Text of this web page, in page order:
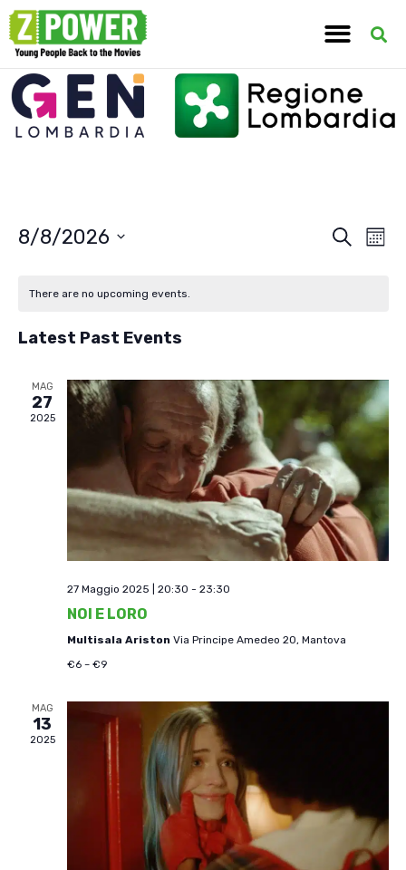
Search
8/8/2026
There are no upcoming events.
Latest Past Events
MAG
27
2025
27 Maggio 2025 | 20:30 - 23:30
NOI E LORO
Multisala Ariston Via Principe Amedeo 20, Mantova
€6 – €9
MAG
13
2025